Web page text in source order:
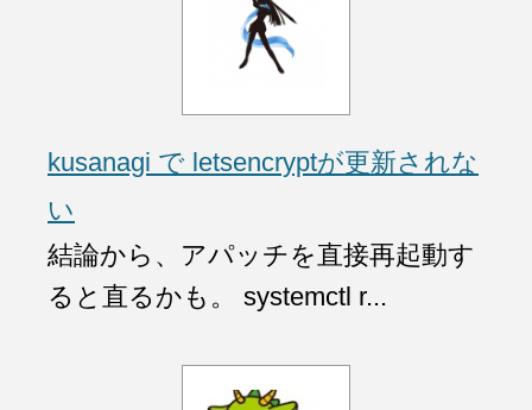
kusanagi で letsencryptが更新されな
い
結論から、アパッチを直接再起動す
ると直るかも。 systemctl r...